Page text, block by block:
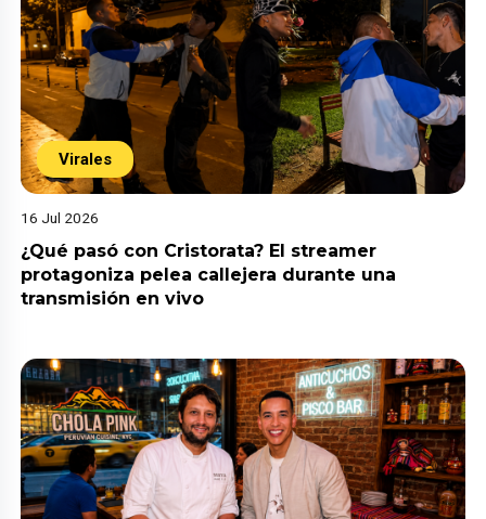
Virales
16 Jul 2026
¿Qué pasó con Cristorata? El streamer
protagoniza pelea callejera durante una
transmisión en vivo